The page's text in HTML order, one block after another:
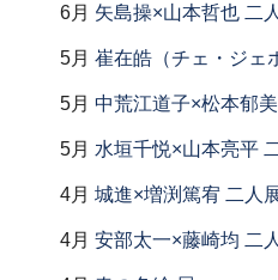
6月 矢島操×山本哲也 二
5月 崔在皓（チェ・ジェ
5月 中荒江道子×松本郁
5月 水垣千悦×山本亮平
4月 城進×増渕篤宥 二人
4月 安部太一×藤崎均 二